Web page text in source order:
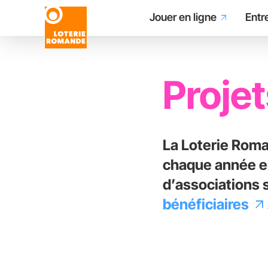
contenu
MainJouer en ligne arrow_outward
La Loterie
chaque année
d’associations
bénéficiaires